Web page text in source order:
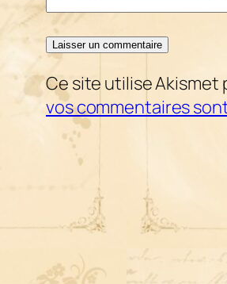
Ce site utilise Akismet
vos commentaires